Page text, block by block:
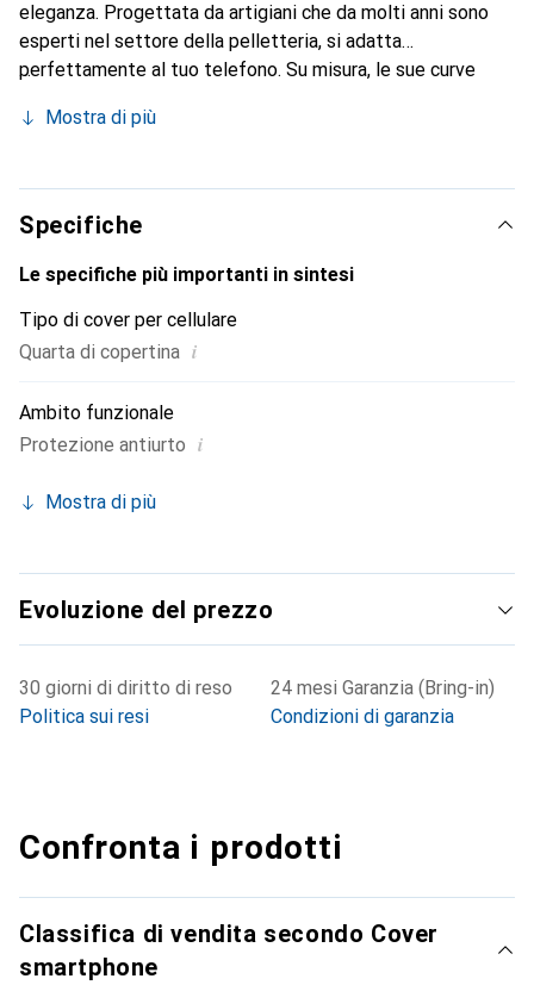
eleganza. Progettata da artigiani che da molti anni sono
esperti nel settore della pelletteria, si adatta
perfettamente al tuo telefono. Su misura, le sue curve
un accessorio elegante e indispensabile per il tuo
prodotti di alta qualità, il marchio Noreve è una scelta
sicura per una clientela esigente.
Mostra di più
Specifiche
Le specifiche più importanti in sintesi
Tipo di cover per cellulare
Quarta di copertina i
Ambito funzionale
Protezione antiurto i
Mostra di più
Evoluzione del prezzo
30 giorni di diritto di reso
Politica sui resi
24 mesi Garanzia (Bring-in)
Condizioni di garanzia
Confronta i prodotti
Classifica di vendita secondo Cover
smartphone